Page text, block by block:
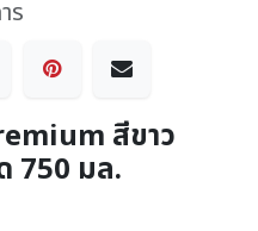
ร
สีขาว
750 มล.